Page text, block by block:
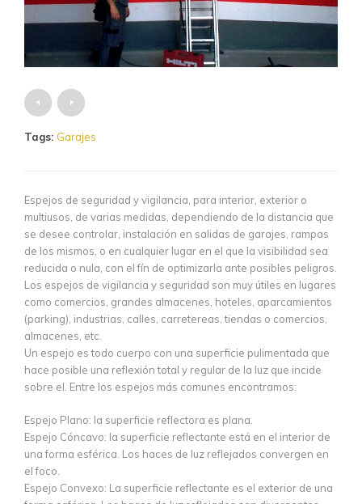
Tags: Garajes
Espejos de seguridad y vigilancia, para interior, exterior o
multiusos, de varias medidas, dependiendo de la distancia que
se desee controlar, instalación en salidas de garajes, rampas
de los mismos, o en cualquier lugar en el que la visibilidad sea
reducida o nula, con el fín de optimizarla ante posibles peligros.
Los espejos de vigilancia y seguridad son muy útiles en lugares
como comercios, grandes almacenes, hoteles, aparcamientos
(parking), industrias, calles, carretereas, tiendas o comercios,
almacenes, etc.
Un espejo es todo cuerpo con una superficie pulimentada que
hace posible una reflexión total y regular de la luz que incide
sobre el. Entre los espejos más comunes encontramos:
Espejo Plano: la superficie reflectora es plana.
Espejo Cóncavo: la superficie reflectante está en el interior de
una forma esférica. Los haces de luz reflejados convergen en
el foco.
Espejo Convexo: La superficie reflectante es el exterior de una